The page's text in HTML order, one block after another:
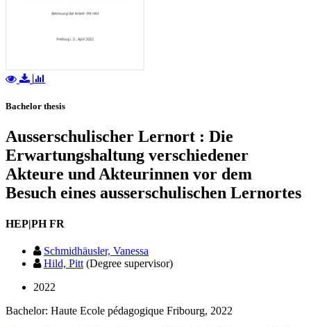
Bachelor thesis
Ausserschulischer Lernort : Die
Erwartungshaltung verschiedener
Akteure und Akteurinnen vor dem
Besuch eines ausserschulischen Lernortes
HEP|PH FR
Schmidhäusler, Vanessa
Hild, Pitt (Degree supervisor)
2022
Bachelor: Haute Ecole pédagogique Fribourg, 2022